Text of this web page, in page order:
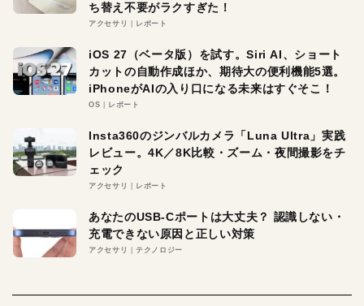
ち替え不要がラクすぎた！
アクセサリ レポート
iOS 27（ベータ版）を試す。Siri AI、ショート
カットの自動作成ほか、期待大の便利機能5選。
iPhoneがAIの入り口になる未来はすぐそこ！
OS レポート
Insta360のジンバルカメラ「Luna Ultra」実践
レビュー。4K／8K比較・ズーム・夜間撮影をチ
ェック
アクセサリ レポート
あなたのUSB-Cポートは大丈夫？ 認識しない・
充電できない原因と正しい対策
アクセサリ テクノロジー